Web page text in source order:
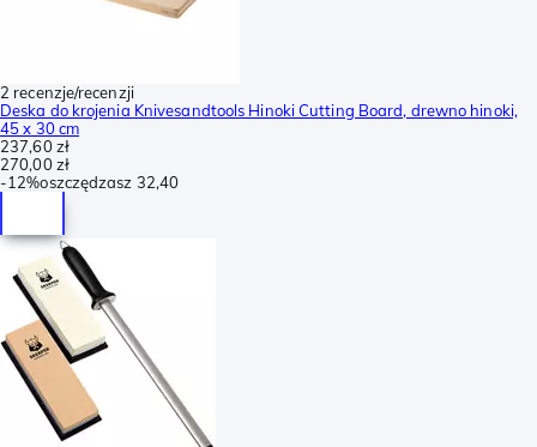
2 recenzje/recenzji
Deska do krojenia Knivesandtools Hinoki Cutting Board, drewno hinoki,
45 x 30 cm
237,60 zł
270,00 zł
-12%oszczędzasz 32,40